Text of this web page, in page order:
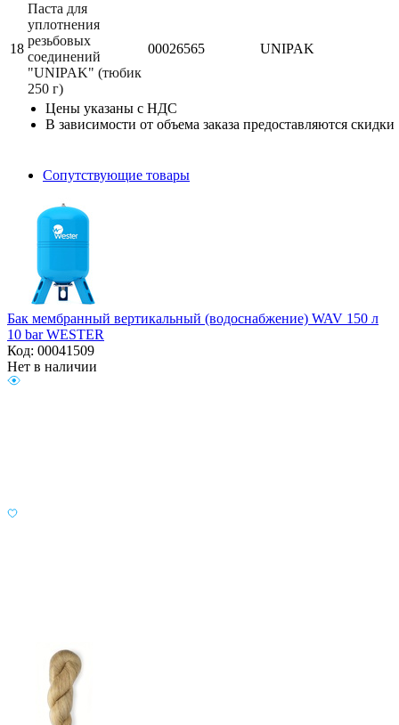
18
Паста для
уплотнения
резьбовых
соединений
"UNIPAK" (тюбик
250 г)
00026565 UNIPAK
Цены указаны с НДС
В зависимости от объема заказа предоставляются скидки
Сопутствующие товары
Бак мембранный вертикальный (водоснабжение) WAV 150 л
10 bar WESTER
Код: 00041509
Нет в наличии